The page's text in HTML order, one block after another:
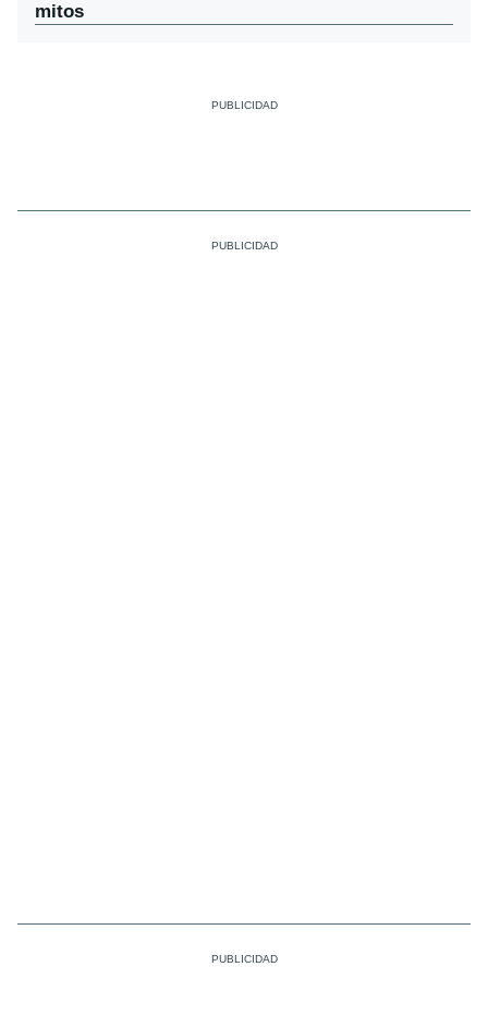
mitos